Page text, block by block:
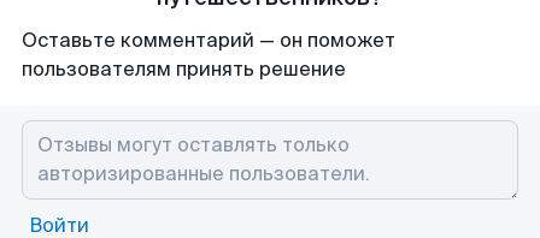
Оставьте комментарий — он поможет
пользователям принять решение
Войти